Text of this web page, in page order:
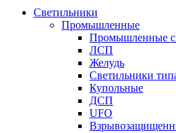
Светильники
Промышленные
Промышленные
ЛСП
Желудь
Светильники
Купольные
ДСП
UFO